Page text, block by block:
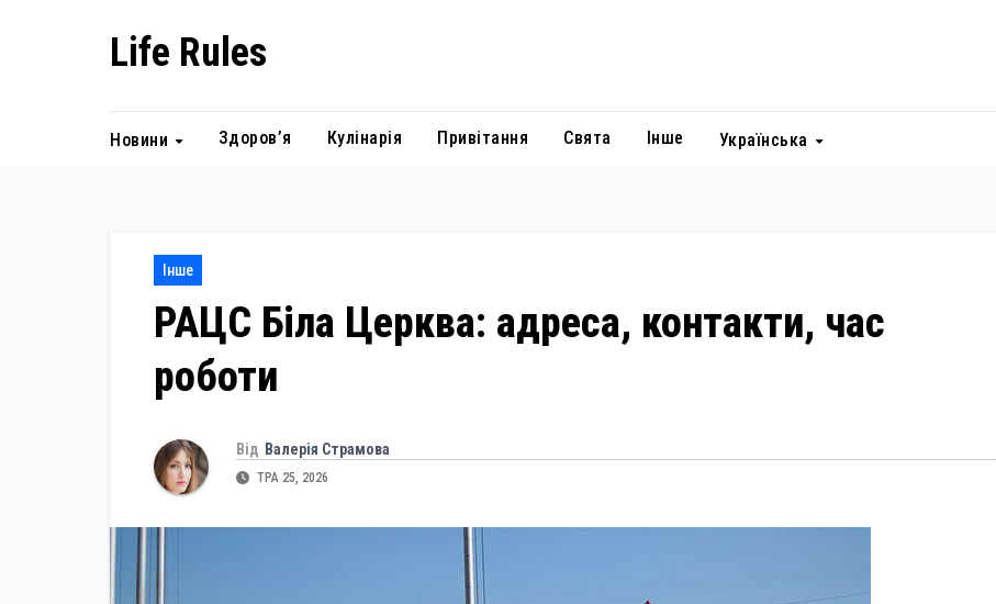
Life Rules
Новини Здоров’я Кулінарія Привітання Свята Інше Українська
Інше
РАЦС Біла Церква: адреса, контакти, час
роботи
Від Валерія Страмова
ТРА 25, 2026